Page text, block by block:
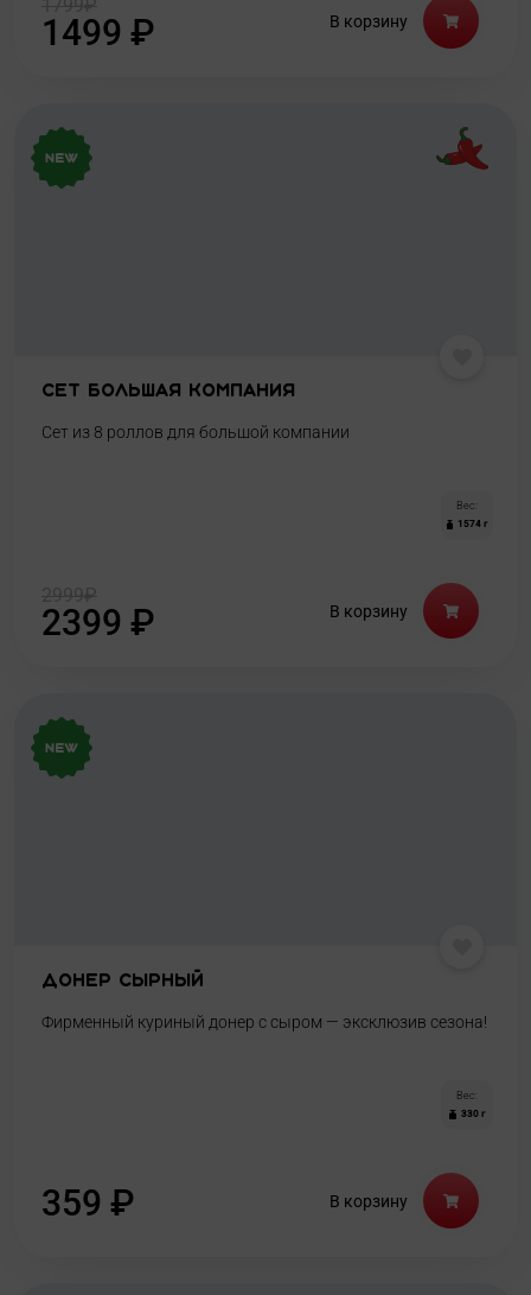
1499 ₽ В корзину
Сет Большая Компания
Сет из 8 роллов для большой компании
Вес:
1574 г
2399 ₽ В корзину
Донер сырный
Фирменный куриный донер с сыром — эксклюзив сезона!
Вес:
330 г
359 ₽ В корзину